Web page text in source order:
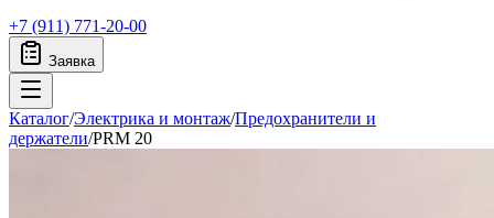
+7 (911) 771-20-00
Заявка
Каталог/Электрика и монтаж/Предохранители и
держатели/PRM 20